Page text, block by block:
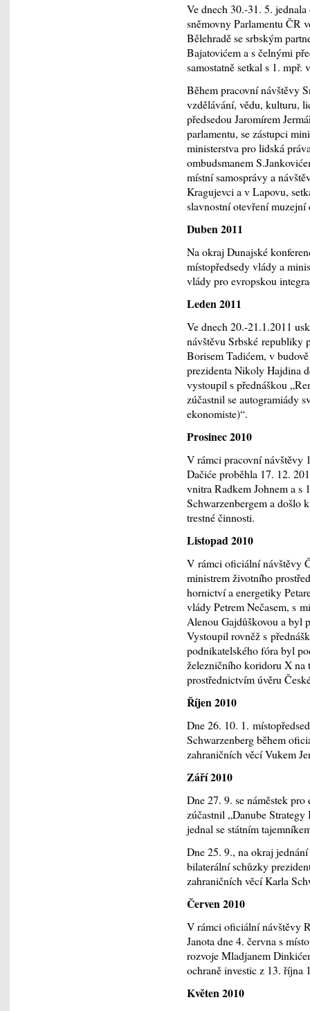
Ve dnech 30.-31. 5.
sněmovny Parlamentu ČR
Bělehradě se srbským
Bajatovićem a s čelnými
samostatně setkal s 1.
Během pracovní návštěvy
vzdělávání, vědu, kulturu,
předsedou Jaromírem
parlamentu, se zástupci
ministerstva pro lidská
ombudsmanem
místní samosprávy a
Kragujevci a v Lapovu,
slavnostní otevření
Duben 2011
Na okraj Dunajské
místopředsedy vlády a
vlády pro evropskou
Leden 2011
Ve dnech 20.-21.1.2011
návštěvu Srbské republiky
Borisem Tadićem, v
prezidenta Nikoly Hajdina
vystoupil s přednáškou
zúčastnil se autogramiády
ekonomiste)“.
Prosinec 2010
V rámci pracovní návštěvy
Dačiće proběhla 17. 12.
vnitra Radkem Johnem a s
Schwarzenbergem a
trestné činnosti.
Listopad 2010
V rámci oficiální návštěvy
ministrem životního
hornictví a energetiky
vlády Petrem Nečasem, s
Alenou Gajdůškovou a byl
Vystoupil rovněž s
podnikatelského fóra byl
železničního koridoru X na
prostřednictvím úvěru
Říjen 2010
Dne 26. 10. 1.
Schwarzenberg během
zahraničních věcí Vukem
Září 2010
Dne 27. 9. se náměstek
zúčastnil „Danube
jednal se státním
Dne 25. 9., na okraj
bilaterální schůzky
zahraničních věcí Karla
Červen 2010
V rámci oficiální návštěvy
Janota dne 4. června s
rozvoje Mladjanem
ochraně investic z 13. října
Květen 2010